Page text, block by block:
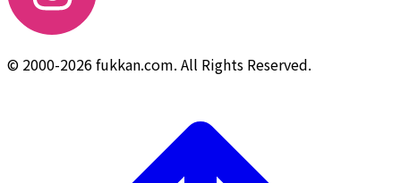
© 2000-2026 fukkan.com. All Rights Reserved.